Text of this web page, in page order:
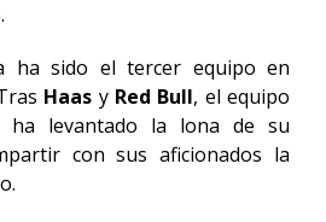
ha sido el tercer equipo en
Haas y Red Bull, el equipo
ha levantado la lona de su
con sus aficionados la